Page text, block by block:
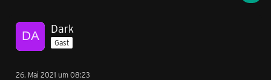
Dark
Gast
26. Mai 2021 um 08:23